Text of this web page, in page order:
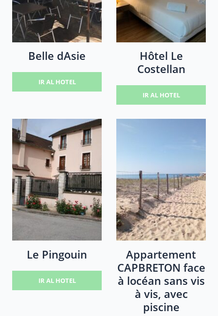
Belle dAsie
IR AL HOTEL
Hôtel Le
Costellan
IR AL HOTEL
Le Pingouin
IR AL HOTEL
Appartement
CAPBRETON face
à locéan sans vis
à vis, avec
piscine